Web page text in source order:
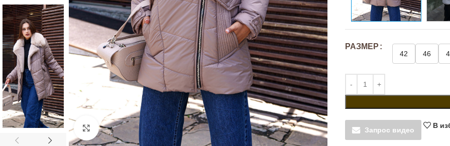
Click to enlarge
РАЗМЕР
42 46
Запрос видео
В